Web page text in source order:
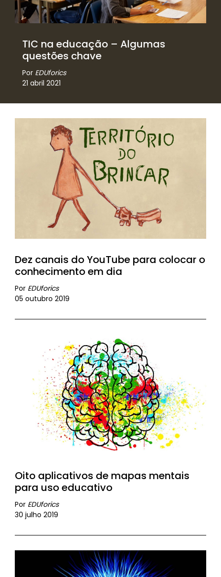
TIC na educação – Algumas
questões chave
Por EDUforics
21 abril 2021
Dez canais do YouTube para colocar o
conhecimento em dia
Por EDUforics
05 outubro 2019
Oito aplicativos de mapas mentais
para uso educativo
Por EDUforics
30 julho 2019